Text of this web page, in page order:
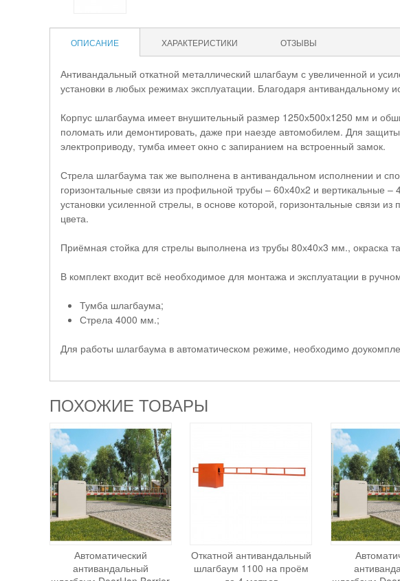
ОПИСАНИЕ ХАРАКТЕРИСТИКИ ОТЗЫВЫ
Антивандальный откатной металлический шлагбаум с увеличенной и
установки в любых режимах эксплуатации. Благодаря антивандальному
Корпус шлагбаума имеет внушительный размер 1250х500х1250 мм и
поломать или демонтировать, даже при наезде автомобилем. Для
электроприводу, тумба имеет окно с запиранием на встроенный замок.
Стрела шлагбаума так же выполнена в антивандальном исполнении и
горизонтальные связи из профильной трубы – 60х40х2 и вертикальные
установки усиленной стрелы, в основе которой, горизонтальные связи
цвета.
Приёмная стойка для стрелы выполнена из трубы 80х40х3 мм., окраска
В комплект входит всё необходимое для монтажа и эксплуатации в
Тумба шлагбаума;
Стрела 4000 мм.;
Для работы шлагбаума в автоматическом режиме, необходимо
ПОХОЖИЕ ТОВАРЫ
Автоматический
антивандальный
Откатной антивандальный
шлагбаум 1100 на проём